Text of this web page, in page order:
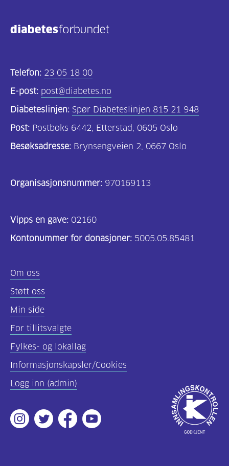
Telefon: 23 05 18 00
E-post: post@diabetes.no
Diabeteslinjen: Spør Diabeteslinjen 815 21 948
Post: Postboks 6442, Etterstad, 0605 Oslo
Besøksadresse: Brynsengveien 2, 0667 Oslo
Organisasjonsnummer: 970169113
Vipps en gave: 02160
Kontonummer for donasjoner: 5005.05.85481
Om oss
Støtt oss
Min side
For tillitsvalgte
Fylkes- og lokallag
Informasjonskapsler/Cookies
Logg inn (admin)
Instagram
TwitterFacebookYoutube
Godkjent
av